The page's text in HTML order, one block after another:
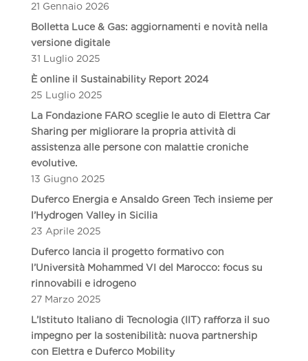
21 Gennaio 2026
Bolletta Luce & Gas: aggiornamenti e novità nella
versione digitale
31 Luglio 2025
È online il Sustainability Report 2024
25 Luglio 2025
La Fondazione FARO sceglie le auto di Elettra Car
Sharing per migliorare la propria attività di
assistenza alle persone con malattie croniche
evolutive.
13 Giugno 2025
Duferco Energia e Ansaldo Green Tech insieme per
l’Hydrogen Valley in Sicilia
23 Aprile 2025
Duferco lancia il progetto formativo con
l’Università Mohammed VI del Marocco: focus su
rinnovabili e idrogeno
27 Marzo 2025
L’Istituto Italiano di Tecnologia (IIT) rafforza il suo
impegno per la sostenibilità: nuova partnership
con Elettra e Duferco Mobility